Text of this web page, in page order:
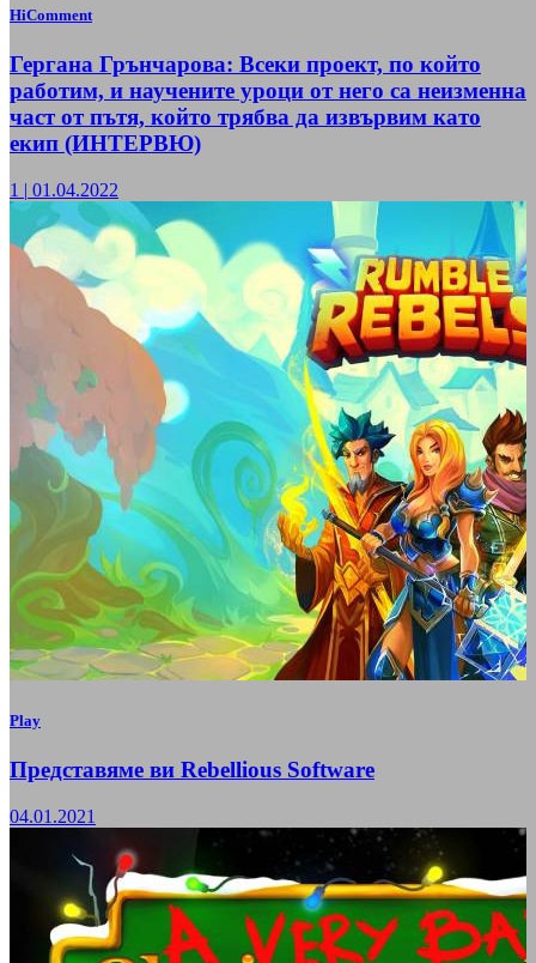
HiComment
Гергана Грънчарова: Всеки проект, по който
работим, и научените уроци от него са неизменна
част от пътя, който трябва да извървим като
екип (ИНТЕРВЮ)
1 | 01.04.2022
Play
Представяме ви Rebellious Software
04.01.2021